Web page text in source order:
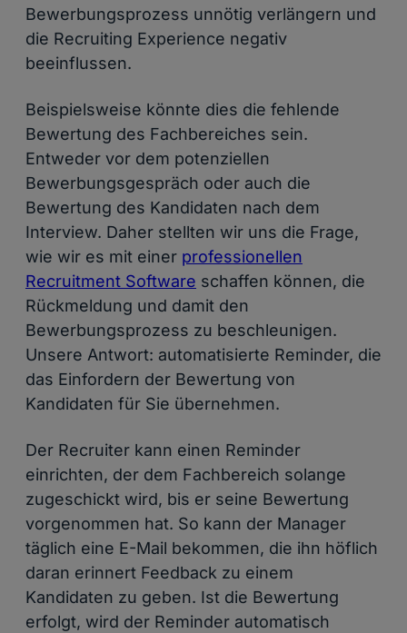
Bewerbungsprozess unnötig verlängern und
die Recruiting Experience negativ
beeinflussen.
Beispielsweise könnte dies die fehlende
Bewertung des Fachbereiches sein.
Entweder vor dem potenziellen
Bewerbungsgespräch oder auch die
Bewertung des Kandidaten nach dem
Interview. Daher stellten wir uns die Frage,
wie wir es mit einer professionellen
Recruitment Software schaffen können, die
Rückmeldung und damit den
Bewerbungsprozess zu beschleunigen.
Unsere Antwort: automatisierte Reminder, die
das Einfordern der Bewertung von
Kandidaten für Sie übernehmen.
Der Recruiter kann einen Reminder
einrichten, der dem Fachbereich solange
zugeschickt wird, bis er seine Bewertung
vorgenommen hat. So kann der Manager
täglich eine E-Mail bekommen, die ihn höflich
daran erinnert Feedback zu einem
Kandidaten zu geben. Ist die Bewertung
erfolgt, wird der Reminder automatisch